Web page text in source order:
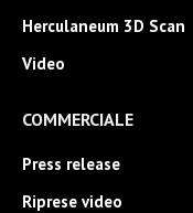
Herculaneum 3D Scan
Video
COMMERCIALE
Press release
Riprese video